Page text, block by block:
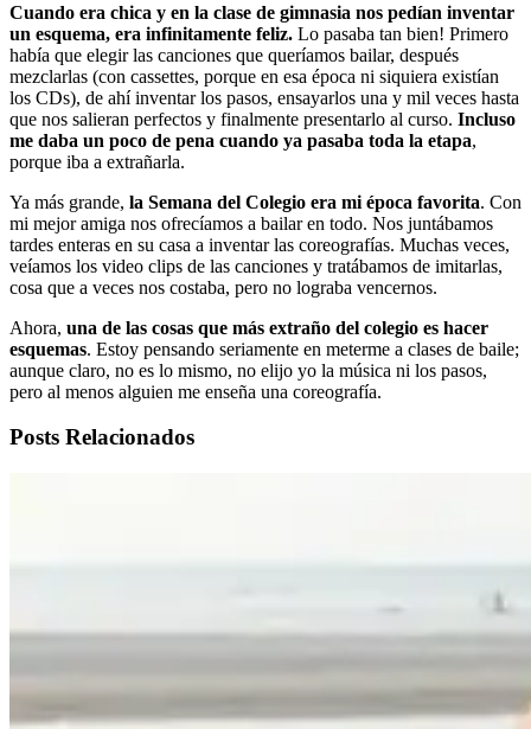
Cuando era chica y en la clase de gimnasia nos pedían inventar
un esquema, era infinitamente feliz. Lo pasaba tan bien! Primero
había que elegir las canciones que queríamos bailar, después
mezclarlas (con cassettes, porque en esa época ni siquiera existían
los CDs), de ahí inventar los pasos, ensayarlos una y mil veces hasta
que nos salieran perfectos y finalmente presentarlo al curso. Incluso
me daba un poco de pena cuando ya pasaba toda la etapa,
porque iba a extrañarla.
Ya más grande, la Semana del Colegio era mi época favorita. Con
mi mejor amiga nos ofrecíamos a bailar en todo. Nos juntábamos
tardes enteras en su casa a inventar las coreografías. Muchas veces,
veíamos los video clips de las canciones y tratábamos de imitarlas,
cosa que a veces nos costaba, pero no lograba vencernos.
Ahora, una de las cosas que más extraño del colegio es hacer
esquemas. Estoy pensando seriamente en meterme a clases de baile;
aunque claro, no es lo mismo, no elijo yo la música ni los pasos,
pero al menos alguien me enseña una coreografía.
Posts Relacionados